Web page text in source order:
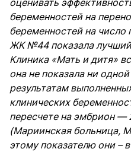
беременностей на
беременностей на
ЖК №44 показала лучший
Клиника «Мать и дитя»
она не показала ни
результатам
клинических
пересчете на эмбрион —
(Мариинская больница,
этому показателю они –